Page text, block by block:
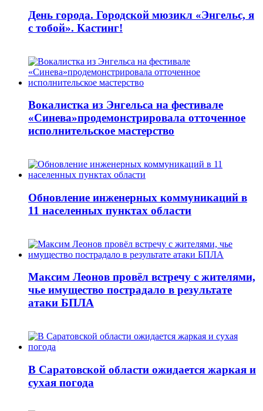
День города. Городской мюзикл «Энгельс, я
с тобой». Кастинг!
Вокалистка из Энгельса на фестивале
«Синева»продемонстрировала отточенное
исполнительское мастерство
Обновление инженерных коммуникаций в
11 населенных пунктах области
Максим Леонов провёл встречу с жителями,
чье имущество пострадало в результате
атаки БПЛА
В Саратовской области ожидается жаркая и
сухая погода